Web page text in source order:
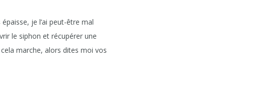
je l’ai peut-être mal
le siphon et récupérer une
marche, alors dites moi vos